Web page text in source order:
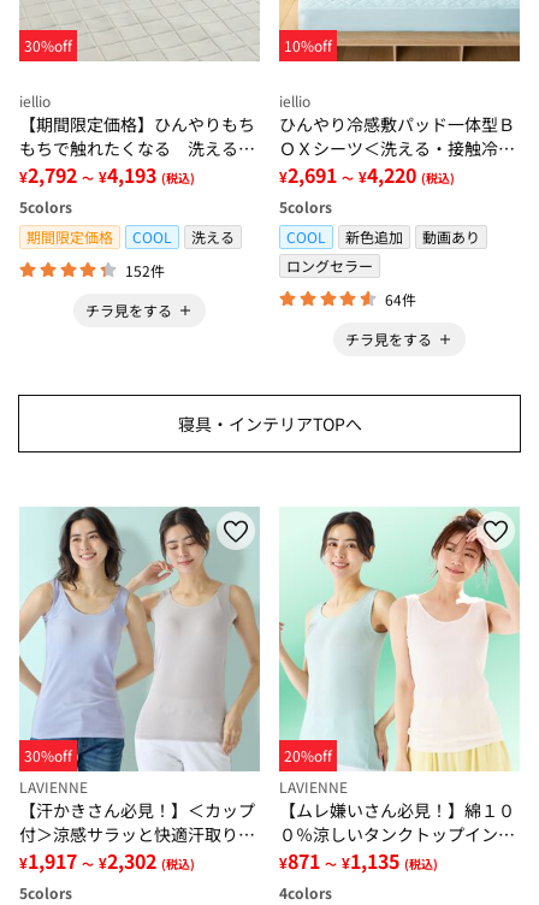
30%off
iellio
【期間限定価格】ひんやりもち
もちで触れたくなる 洗えるラ
グ＜低反発・滑りにくい・接触
冷感・防ダニ・カーペット＞
¥2,792 ～ ¥4,193 (税込)
5colors
期間限定価格
COOL
洗える
152件
チラ見をする
10%off
iellio
ひんやり冷感敷パッド一体型Ｂ
ＯＸシーツ＜洗える・接触冷
感・抗菌防臭・時短・家事楽・
ボックスシーツ・寝苦しさ対策
＞
¥2,691 ～ ¥4,220 (税込)
5colors
COOL
新色追加
動画あり
ロングセラー
64件
チラ見をする
寝具・インテリアTOPへ
30%off
LAVIENNE
【汗かきさん必見！】＜カップ
付＞涼感サラッと快適汗取りタ
ンクトップインナー＜さらりラ
ボ＞
¥1,917 ～ ¥2,302 (税込)
5colors
20%off
LAVIENNE
【ムレ嫌いさん必見！】綿１０
０％涼しいタンクトップインナ
ー＜さらりラボ＞
¥871 ～ ¥1,135 (税込)
4colors